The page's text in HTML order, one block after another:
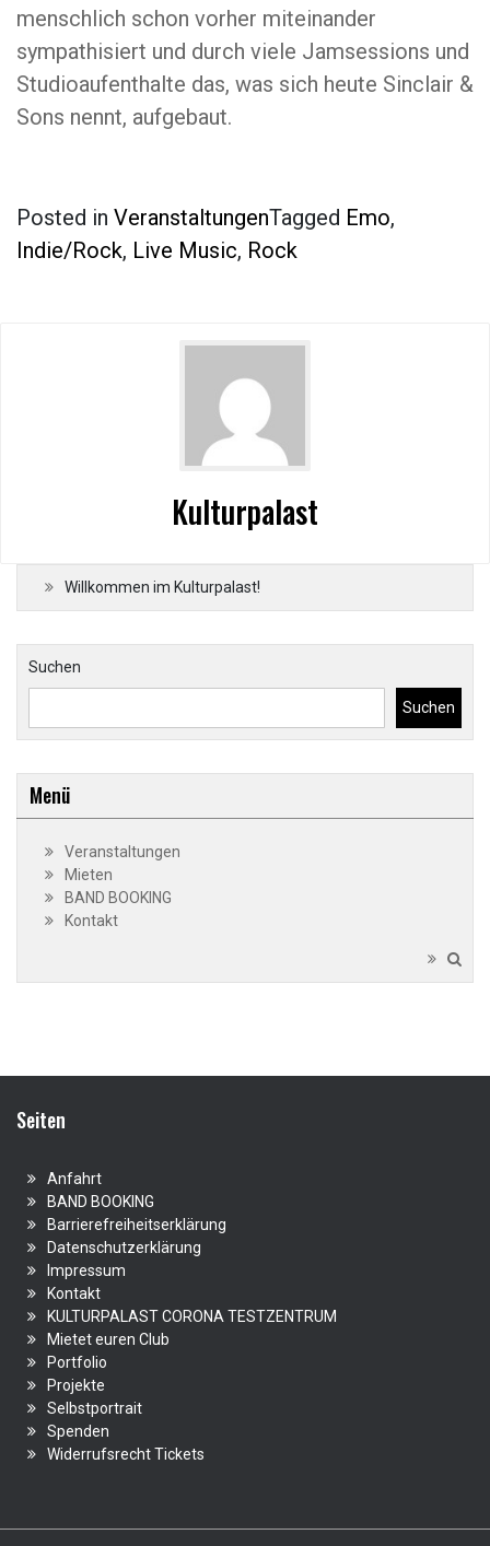
menschlich schon vorher miteinander
sympathisiert und durch viele Jamsessions und
Studioaufenthalte das, was sich heute Sinclair &
Sons nennt, aufgebaut.
Posted in VeranstaltungenTagged Emo,
Indie/Rock, Live Music, Rock
Kulturpalast
Willkommen im Kulturpalast!
Suchen
Suchen
Menü
Veranstaltungen
Mieten
BAND BOOKING
Kontakt
Seiten
Anfahrt
BAND BOOKING
Barrierefreiheitserklärung
Datenschutzerklärung
Impressum
Kontakt
KULTURPALAST CORONA TESTZENTRUM
Mietet euren Club
Portfolio
Projekte
Selbstportrait
Spenden
Widerrufsrecht Tickets